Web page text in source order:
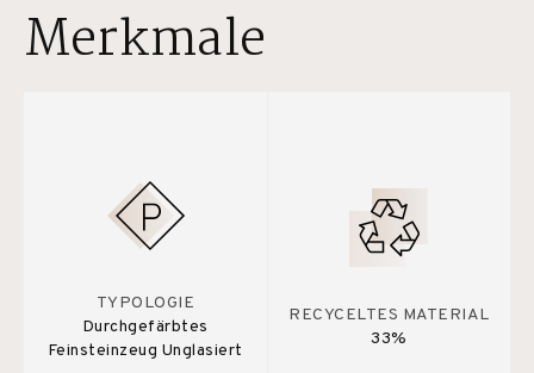
Merkmale
TYPOLOGIE
Durchgefärbtes
Feinsteinzeug Unglasiert
RECYCELTES MATERIAL
33%